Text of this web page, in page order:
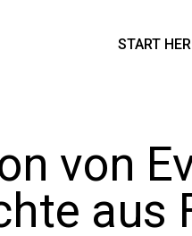
START
von
aus